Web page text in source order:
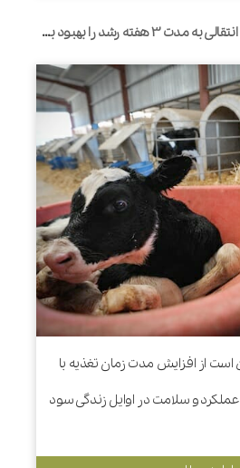
تغذیه طولانی مدت با شیر انتقالی به مدت 3 هفته رشد را بهبود بخشید و حساسیت به اسهال را در گوساله های ماده هلشتاین تازه متولد شده کاهش داد
از افزایش مدت زمان تغذیه با
عملکرد و سلامت در اوایل زندگی سود